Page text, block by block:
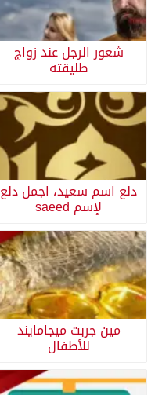
شعور الرجل عند زواج
طليقته
دلع اسم سعيد، اجمل دلع
لإسم saeed
مين جربت ميجامايند
للأطفال